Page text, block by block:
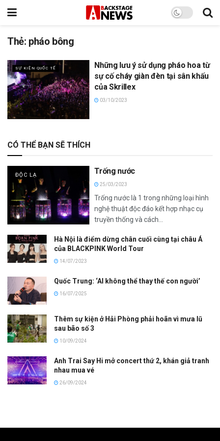
Thẻ: pháo bông
SỰ KIỆN QUỐC TẾ
Những lưu ý sử dụng pháo hoa từ
sự cố cháy giàn đèn tại sân khấu
của Skrillex
03/10/2023
CÓ THỂ BẠN SẼ THÍCH
ĐỘC LẠ Trống nước
25/03/2023
Trống nước là 1 trong những loại hình
nghệ thuật độc đáo kết hợp nhạc cụ
truyền thống và cách...
Hà Nội là điểm dừng chân cuối cùng tại châu Á
của BLACKPINK World Tour
14/07/2023
Quốc Trung: ‘AI không thể thay thế con người’
16/07/2025
Thêm sự kiện ở Hải Phòng phải hoãn vì mưa lũ
sau bão số 3
10/09/2024
Anh Trai Say Hi mở concert thứ 2, khán giả tranh
nhau mua vé
26/09/2024